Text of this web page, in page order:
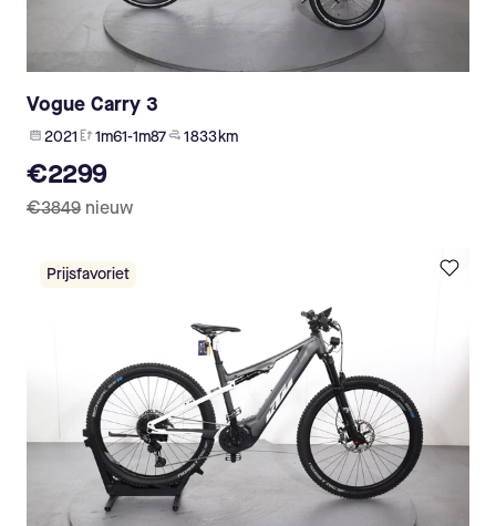
Vogue Carry 3
2021 1m61-1m87 1 833 km
€2299
€3849 nieuw
Prijsfavoriet